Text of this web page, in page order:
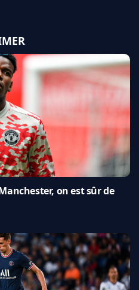
on est sûr de